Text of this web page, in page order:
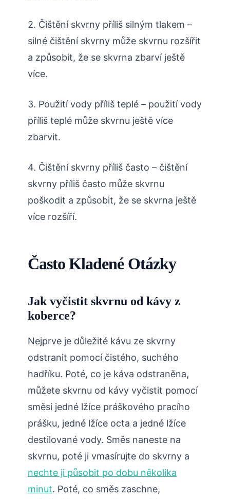
2. Čištění skvrny příliš silným tlakem –
silné čištění skvrny může skvrnu rozšířit
a způsobit, že se skvrna zbarví ještě
více.
3. Použití vody příliš teplé – použití vody
příliš teplé může skvrnu ještě více
zbarvit.
4. Čištění skvrny příliš často – čištění
skvrny příliš často může skvrnu
poškodit a způsobit, že se skvrna ještě
více rozšíří.
Často Kladené Otázky
Jak vyčistit skvrnu od kávy z
koberce?
Nejprve je důležité kávu ze skvrny
odstranit pomocí čistého, suchého
hadříku. Poté, co je káva odstraněna,
můžete skvrnu od kávy vyčistit pomocí
směsi jedné lžíce práškového pracího
prášku, jedné lžíce octa a jedné lžíce
destilované vody. Směs naneste na
skvrnu, poté ji vmasírujte do skvrny a
nechte ji působit po dobu několika
minut. Poté, co směs zaschne,